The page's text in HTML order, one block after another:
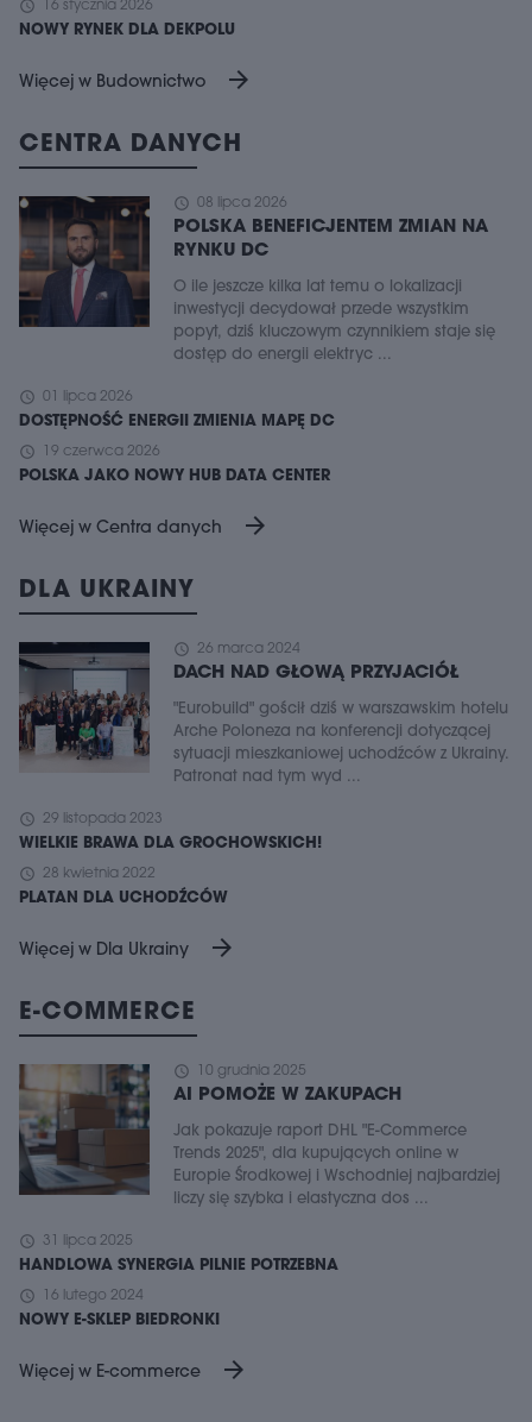
schedule 16 stycznia 2026
NOWY RYNEK DLA DEKPOLU
Więcej w Budownictwo arrow_forward
CENTRA DANYCH
schedule 08 lipca 2026
POLSKA BENEFICJENTEM ZMIAN NA
RYNKU DC
O ile jeszcze kilka lat temu o lokalizacji
inwestycji decydował przede wszystkim
popyt, dziś kluczowym czynnikiem staje się
dostęp do energii elektryc ...
schedule 01 lipca 2026
DOSTĘPNOŚĆ ENERGII ZMIENIA MAPĘ DC
schedule 19 czerwca 2026
POLSKA JAKO NOWY HUB DATA CENTER
Więcej w Centra danych arrow_forward
DLA UKRAINY
schedule 26 marca 2024
DACH NAD GŁOWĄ PRZYJACIÓŁ
"Eurobuild" gościł dziś w warszawskim hotelu
Arche Poloneza na konferencji dotyczącej
sytuacji mieszkaniowej uchodźców z Ukrainy.
Patronat nad tym wyd ...
schedule 29 listopada 2023
WIELKIE BRAWA DLA GROCHOWSKICH!
schedule 28 kwietnia 2022
PLATAN DLA UCHODŹCÓW
Więcej w Dla Ukrainy arrow_forward
E-COMMERCE
schedule 10 grudnia 2025
AI POMOŻE W ZAKUPACH
Jak pokazuje raport DHL "E-Commerce
Trends 2025", dla kupujących online w
Europie Środkowej i Wschodniej najbardziej
liczy się szybka i elastyczna dos ...
schedule 31 lipca 2025
HANDLOWA SYNERGIA PILNIE POTRZEBNA
schedule 16 lutego 2024
NOWY E-SKLEP BIEDRONKI
Więcej w E-commerce arrow_forward